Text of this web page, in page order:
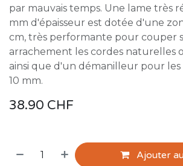
par mauvais temps. Une lame très
mm d'épaisseur est dotée d'une
cm, très performante pour couper
arrachement les cordes naturelles
ainsi que d'un démanilleur pour les
10 mm.
38.90 CHF
Ajouter